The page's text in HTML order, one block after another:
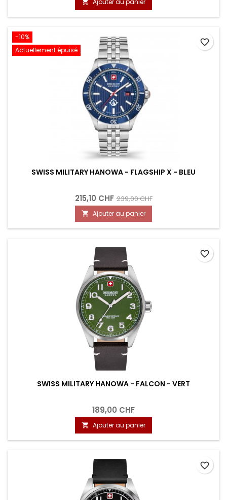

-10%
Actuellement épuisé
SWISS MILITARY HANOWA - FLAGSHIP X - BLEU
215,10 CHF 239,00 CHF
 Ajouter au panier
favorite_border
SWISS MILITARY HANOWA - FALCON - VERT
189,00 CHF
 Ajouter au panier
favorite_border
favorite_border